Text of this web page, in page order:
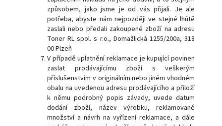
způsobem, jako jsme je od vás přijali. Je ale
potřeba, abyste nám nejpozději ve stejné lhůtě
zaslali nebo předali zakoupené zboží na adresu
Toner RL spol. s r.o., Domažlická 1255/200a, 318
00 Plzeň
V případě uplatnění reklamace je kupující povinen
zaslat prodávajícímu zboží s veškerým
příslušenstvím v originálním nebo jiném vhodném
obalu na uvedenou adresu prodávajícího a přiloží
k němu podrobný popis závady, uvede datum
dodání zboží, název výrobku, reklamované
množství a návrh na vyřízení reklamace, a dále